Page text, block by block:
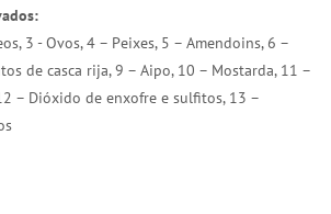
3 - Ovos, 4 – Peixes, 5 – Amendoins, 6 –
de casca rija, 9 – Aipo, 10 – Mostarda, 11 –
– Dióxido de enxofre e sulfitos, 13 –